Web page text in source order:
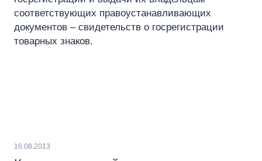
соответствующих правоустанавливающих
документов – свидетельств о госрегистрации
товарных знаков.
16.08.2013